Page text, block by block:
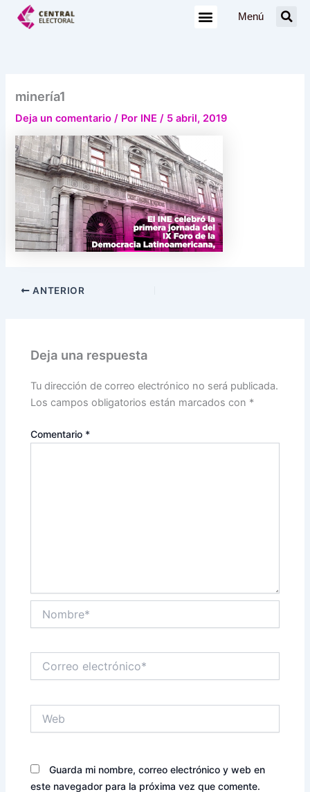
Menú
minería1
Deja un comentario / Por INE/ 5 abril, 2019
ANTERIOR
Deja una respuesta
Tu dirección de correo electrónico no será publicada.
Los campos obligatorios están marcados con *
Comentario *
electrónico*
Guarda mi nombre, correo electrónico y web en
este navegador para la próxima vez que comente.